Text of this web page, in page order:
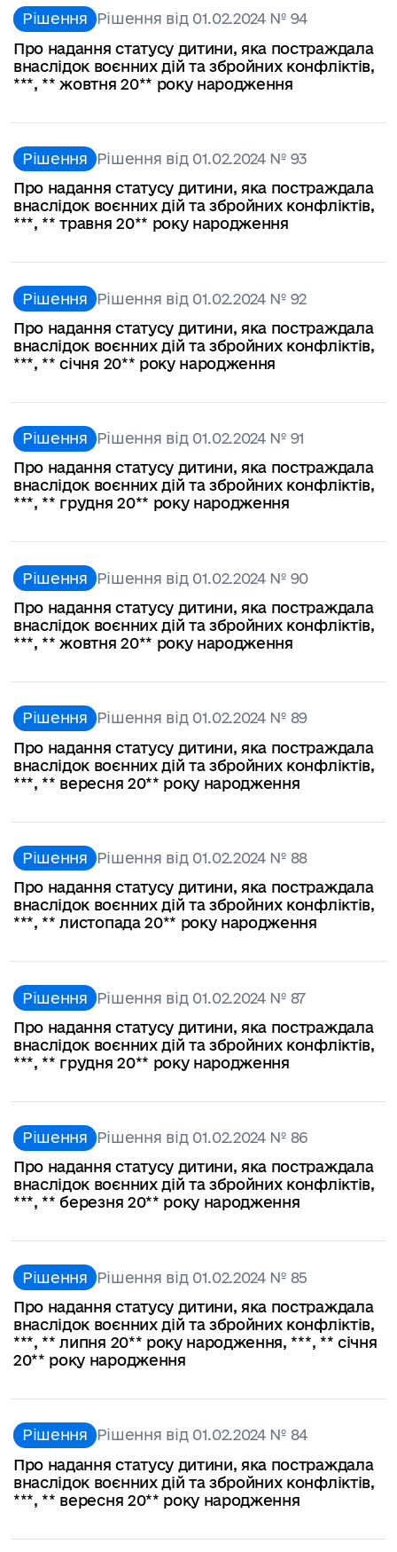
Рішення Рішення від 01.02.2024 № 94
Про надання статусу дитини, яка постраждала
внаслідок воєнних дій та збройних конфліктів,
***, ** жовтня 20** року народження
Рішення Рішення від 01.02.2024 № 93
Про надання статусу дитини, яка постраждала
внаслідок воєнних дій та збройних конфліктів,
***, ** травня 20** року народження
Рішення Рішення від 01.02.2024 № 92
Про надання статусу дитини, яка постраждала
внаслідок воєнних дій та збройних конфліктів,
***, ** січня 20** року народження
Рішення Рішення від 01.02.2024 № 91
Про надання статусу дитини, яка постраждала
внаслідок воєнних дій та збройних конфліктів,
***, ** грудня 20** року народження
Рішення Рішення від 01.02.2024 № 90
Про надання статусу дитини, яка постраждала
внаслідок воєнних дій та збройних конфліктів,
***, ** жовтня 20** року народження
Рішення Рішення від 01.02.2024 № 89
Про надання статусу дитини, яка постраждала
внаслідок воєнних дій та збройних конфліктів,
***, ** вересня 20** року народження
Рішення Рішення від 01.02.2024 № 88
Про надання статусу дитини, яка постраждала
внаслідок воєнних дій та збройних конфліктів,
***, ** листопада 20** року народження
Рішення Рішення від 01.02.2024 № 87
Про надання статусу дитини, яка постраждала
внаслідок воєнних дій та збройних конфліктів,
***, ** грудня 20** року народження
Рішення Рішення від 01.02.2024 № 86
Про надання статусу дитини, яка постраждала
внаслідок воєнних дій та збройних конфліктів,
***, ** березня 20** року народження
Рішення Рішення від 01.02.2024 № 85
Про надання статусу дитини, яка постраждала
внаслідок воєнних дій та збройних конфліктів,
***, ** липня 20** року народження, ***, ** січня
20** року народження
Рішення Рішення від 01.02.2024 № 84
Про надання статусу дитини, яка постраждала
внаслідок воєнних дій та збройних конфліктів,
***, ** вересня 20** року народження